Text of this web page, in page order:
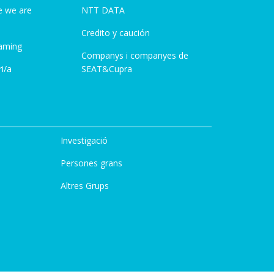
we are
a
NTT DATA
Credito y caución
Companys i companyes de
SEAT&Cupra
Investigació
Persones grans
Altres Grups